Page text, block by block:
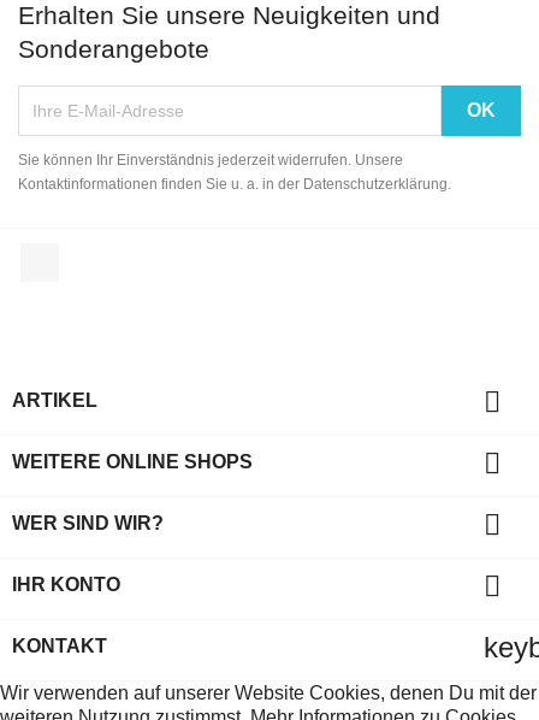
Erhalten Sie unsere Neuigkeiten und
Sonderangebote
Sie können Ihr Einverständnis jederzeit widerrufen. Unsere
Kontaktinformationen finden Sie u. a. in der Datenschutzerklärung.
ARTIKEL 
WEITERE ONLINE SHOPS 
WER SIND WIR? 
IHR KONTO 
KONTAKT
Wir verwenden auf unserer Website Cookies, denen Du mit der